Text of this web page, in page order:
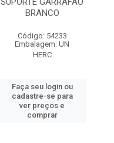
BRANCO
Código: 54233
Embalagem: UN
HERC
Faça seu login ou
cadastre-se para
ver preços e
comprar